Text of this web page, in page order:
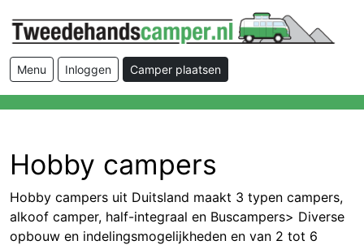
Menu Inloggen Camper plaatsen
Hobby campers
Hobby campers uit Duitsland maakt 3 typen campers,
alkoof camper, half-integraal en Buscampers> Diverse
opbouw en indelingsmogelijkheden en van 2 tot 6